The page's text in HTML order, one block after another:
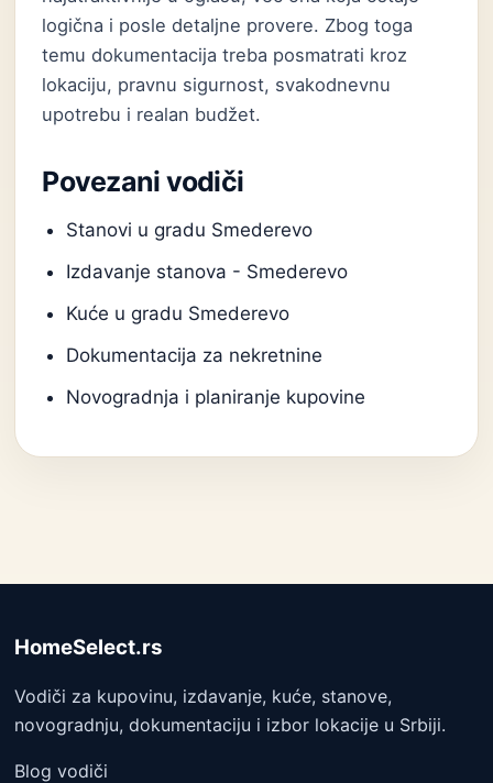
logična i posle detaljne provere. Zbog toga
temu dokumentacija treba posmatrati kroz
lokaciju, pravnu sigurnost, svakodnevnu
upotrebu i realan budžet.
Povezani vodiči
Stanovi u gradu Smederevo
Izdavanje stanova - Smederevo
Kuće u gradu Smederevo
Dokumentacija za nekretnine
Novogradnja i planiranje kupovine
HomeSelect.rs
Vodiči za kupovinu, izdavanje, kuće, stanove,
novogradnju, dokumentaciju i izbor lokacije u Srbiji.
Blog vodiči